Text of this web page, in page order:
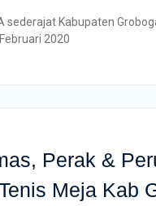
sederajat Kabupaten
2020
Perak &
Meja Kab